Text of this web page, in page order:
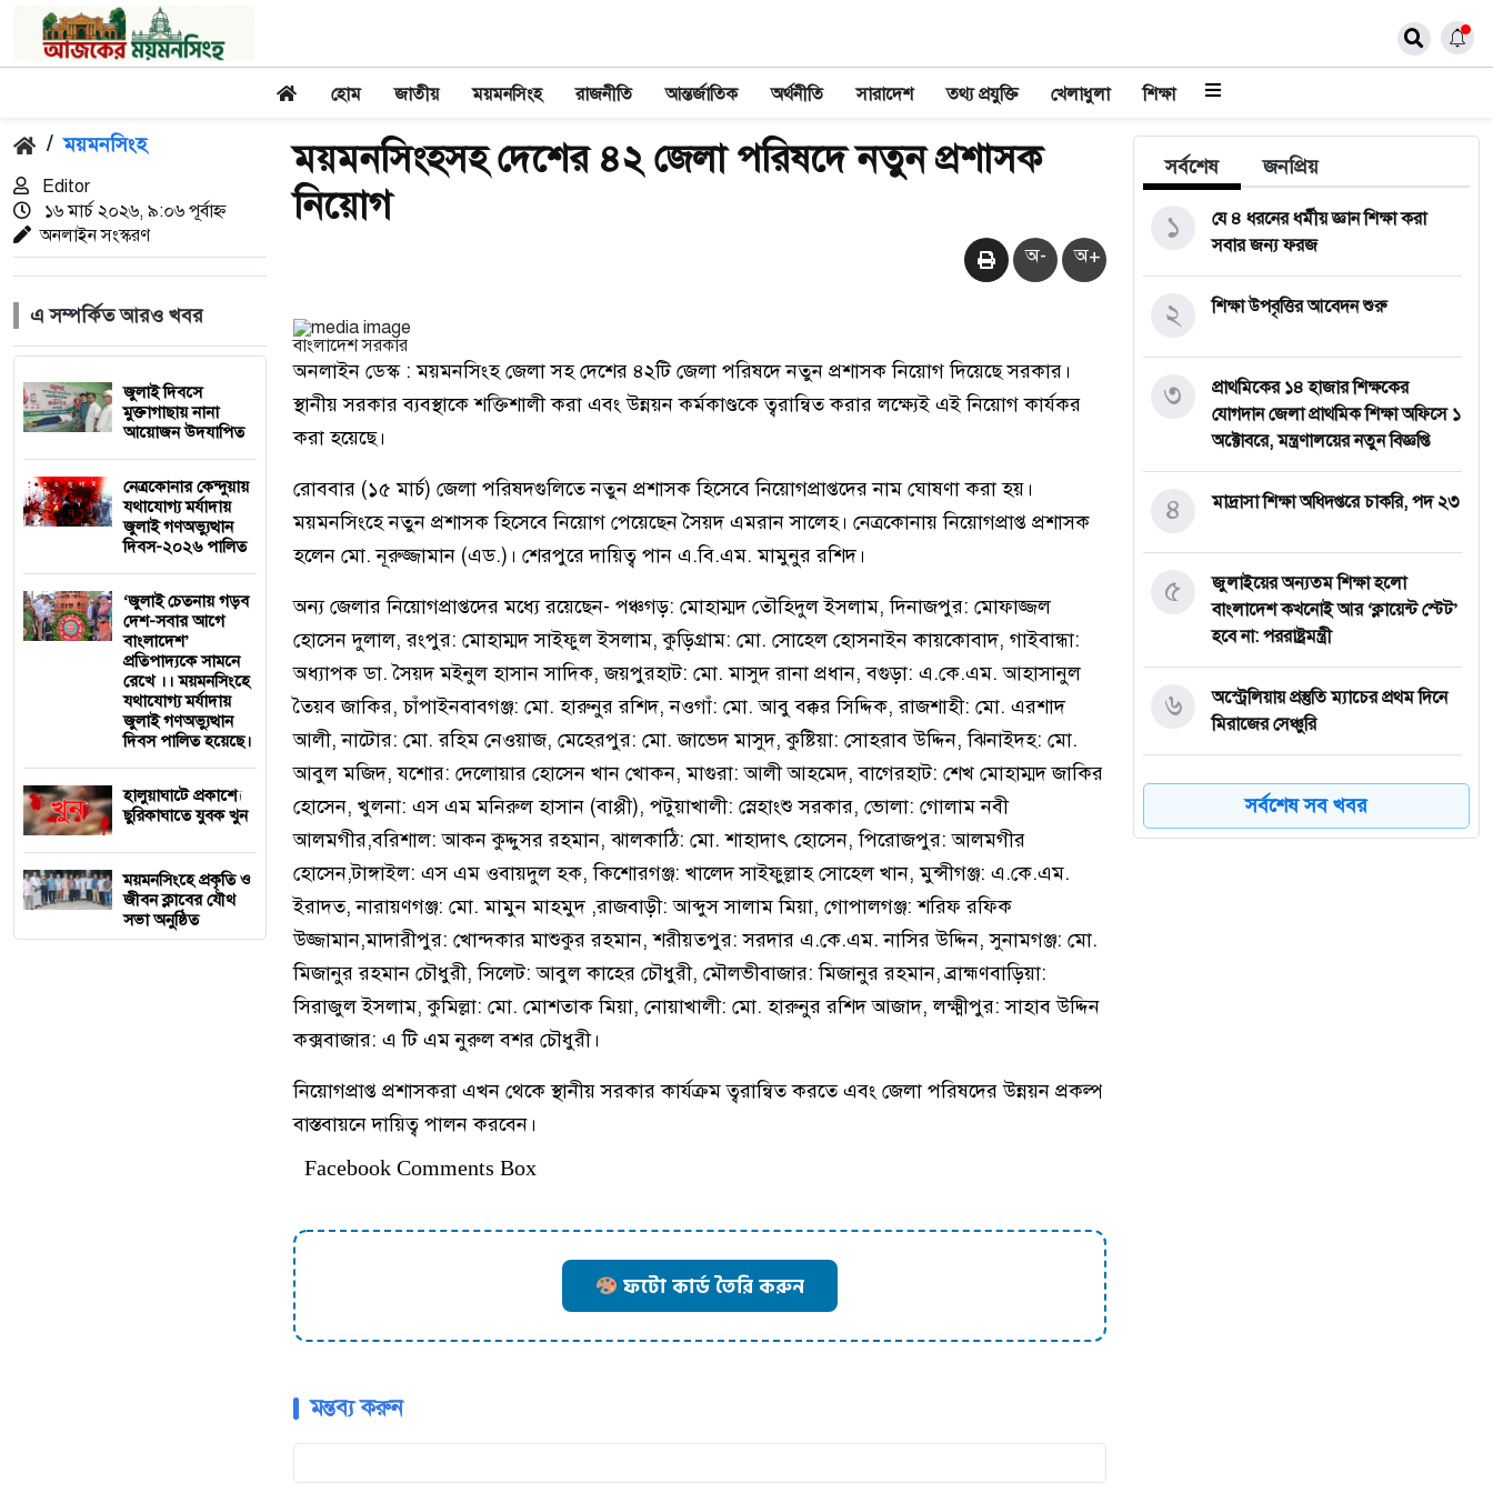
হোম জাতীয় ময়মনসিংহ রাজনীতি আন্তর্জাতিক অর্থনীতি সারাদেশ তথ্য প্রযুক্তি খেলাধুলা শিক্ষা
/ ময়মনসিংহ
Editor
১৬ মার্চ ২০২৬, ৯:০৬ পূর্বাহ্ন
অনলাইন সংস্করণ
এ সম্পর্কিত আরও খবর
জুলাই দিবসে
মুক্তাগাছায় নানা
আয়োজন উদযাপিত
নেত্রকোনার কেন্দুয়ায়
যথাযোগ্য মর্যাদায়
জুলাই গণঅভ্যুত্থান
দিবস-২০২৬ পালিত
‘জুলাই চেতনায় গড়ব
দেশ-সবার আগে
বাংলাদেশ’
প্রতিপাদ্যকে সামনে
রেখে ।। ময়মনসিংহে
যথাযোগ্য মর্যাদায়
জুলাই গণঅভ্যুত্থান
দিবস পালিত হয়েছে।
হালুয়াঘাটে প্রকাশ্যে
ছুরিকাঘাতে যুবক খুন
ময়মনসিংহে প্রকৃতি ও
জীবন ক্লাবের যৌথ
সভা অনুষ্ঠিত
ময়মনসিংহসহ দেশের ৪২ জেলা পরিষদে নতুন প্রশাসক
নিয়োগ
অ- অ+
বাংলাদেশ সরকার
অনলাইন ডেস্ক : ময়মনসিংহ জেলা সহ দেশের ৪২টি জেলা পরিষদে নতুন প্রশাসক নিয়োগ দিয়েছে সরকার।
স্থানীয় সরকার ব্যবস্থাকে শক্তিশালী করা এবং উন্নয়ন কর্মকাণ্ডকে ত্বরান্বিত করার লক্ষ্যেই এই নিয়োগ কার্যকর
করা হয়েছে।
রোববার (১৫ মার্চ) জেলা পরিষদগুলিতে নতুন প্রশাসক হিসেবে নিয়োগপ্রাপ্তদের নাম ঘোষণা করা হয়।
ময়মনসিংহে নতুন প্রশাসক হিসেবে নিয়োগ পেয়েছেন সৈয়দ এমরান সালেহ। নেত্রকোনায় নিয়োগপ্রাপ্ত প্রশাসক
হলেন মো. নূরুজ্জামান (এড.)। শেরপুরে দায়িত্ব পান এ.বি.এম. মামুনুর রশিদ।
অন্য জেলার নিয়োগপ্রাপ্তদের মধ্যে রয়েছেন- পঞ্চগড়: মোহাম্মদ তৌহিদুল ইসলাম, দিনাজপুর: মোফাজ্জল
হোসেন দুলাল, রংপুর: মোহাম্মদ সাইফুল ইসলাম, কুড়িগ্রাম: মো. সোহেল হোসনাইন কায়কোবাদ, গাইবান্ধা:
অধ্যাপক ডা. সৈয়দ মইনুল হাসান সাদিক, জয়পুরহাট: মো. মাসুদ রানা প্রধান, বগুড়া: এ.কে.এম. আহাসানুল
তৈয়ব জাকির, চাঁপাইনবাবগঞ্জ: মো. হারুনুর রশিদ, নওগাঁ: মো. আবু বক্কর সিদ্দিক, রাজশাহী: মো. এরশাদ
আলী, নাটোর: মো. রহিম নেওয়াজ, মেহেরপুর: মো. জাভেদ মাসুদ, কুষ্টিয়া: সোহরাব উদ্দিন, ঝিনাইদহ: মো.
আবুল মজিদ, যশোর: দেলোয়ার হোসেন খান খোকন, মাগুরা: আলী আহমেদ, বাগেরহাট: শেখ মোহাম্মদ জাকির
হোসেন, খুলনা: এস এম মনিরুল হাসান (বাপ্পী), পটুয়াখালী: স্নেহাংশু সরকার, ভোলা: গোলাম নবী
আলমগীর,বরিশাল: আকন কুদ্দুসর রহমান, ঝালকাঠি: মো. শাহাদাৎ হোসেন, পিরোজপুর: আলমগীর
হোসেন,টাঙ্গাইল: এস এম ওবায়দুল হক, কিশোরগঞ্জ: খালেদ সাইফুল্লাহ সোহেল খান, মুন্সীগঞ্জ: এ.কে.এম.
ইরাদত, নারায়ণগঞ্জ: মো. মামুন মাহমুদ ,রাজবাড়ী: আব্দুস সালাম মিয়া, গোপালগঞ্জ: শরিফ রফিক
উজ্জামান,মাদারীপুর: খোন্দকার মাশুকুর রহমান, শরীয়তপুর: সরদার এ.কে.এম. নাসির উদ্দিন, সুনামগঞ্জ: মো.
মিজানুর রহমান চৌধুরী, সিলেট: আবুল কাহের চৌধুরী, মৌলভীবাজার: মিজানুর রহমান, ব্রাহ্মণবাড়িয়া:
সিরাজুল ইসলাম, কুমিল্লা: মো. মোশতাক মিয়া, নোয়াখালী: মো. হারুনুর রশিদ আজাদ, লক্ষ্মীপুর: সাহাব উদ্দিন
কক্সবাজার: এ টি এম নুরুল বশর চৌধুরী।
নিয়োগপ্রাপ্ত প্রশাসকরা এখন থেকে স্থানীয় সরকার কার্যক্রম ত্বরান্বিত করতে এবং জেলা পরিষদের উন্নয়ন প্রকল্প
বাস্তবায়নে দায়িত্ব পালন করবেন।
Facebook Comments Box
ফটো কার্ড তৈরি করুন
মন্তব্য করুন
সর্বশেষ জনপ্রিয়
যে ৪ ধরনের ধর্মীয় জ্ঞান শিক্ষা করা
সবার জন্য ফরজ
১
শিক্ষা উপবৃত্তির আবেদন শুরু
২
প্রাথমিকের ১৪ হাজার শিক্ষকের
যোগদান জেলা প্রাথমিক শিক্ষা অফিসে ১
অক্টোবরে, মন্ত্রণালয়ের নতুন বিজ্ঞপ্তি
৩
মাদ্রাসা শিক্ষা অধিদপ্তরে চাকরি, পদ ২৩
৪
জুলাইয়ের অন্যতম শিক্ষা হলো
বাংলাদেশ কখনোই আর ‘ক্লায়েন্ট স্টেট’
হবে না: পররাষ্ট্রমন্ত্রী
৫
অস্ট্রেলিয়ায় প্রস্তুতি ম্যাচের প্রথম দিনে
মিরাজের সেঞ্চুরি
৬
মেসির রেকর্ড গড়া জোড়া গোলে
মায়ামির দারুণ জয়
৭ সর্বশেষ সব খবর